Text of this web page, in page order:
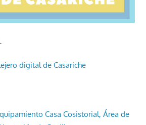
digital de Casariche
Casa Cosistorial, Área de